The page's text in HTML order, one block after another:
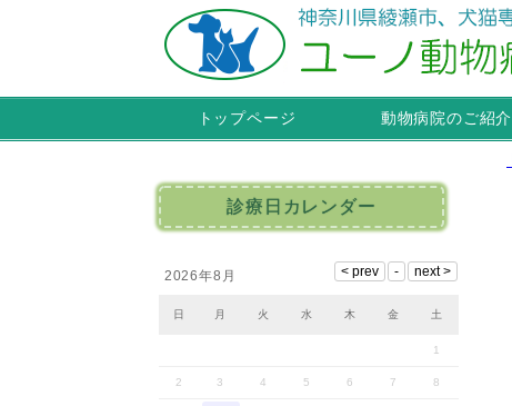
トップページ 動物病院のご紹介
診療日カレンダー
2026年8月
日 月 火 水 木 金 土
1
2 3 4 5 6 7 8